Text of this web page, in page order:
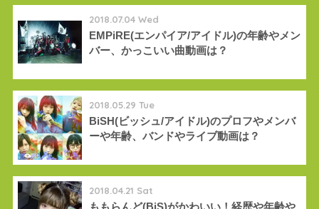
2018.07.04 Wed
EMPiRE(エンパイア/アイドル)の年齢やメン
バー、かっこいい曲動画は？
2018.05.29 Tue
BiSH(ビッシュ/アイドル)のプロフやメンバ
ーや年齢、バンドやライブ動画は？
2018.04.21 Sat